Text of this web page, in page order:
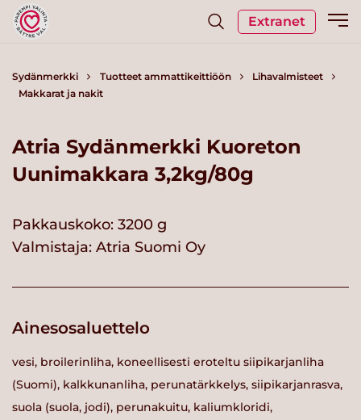
Extranet
Sydänmerkki Tuotteet ammattikeittiöön
Lihavalmisteet
Makkarat ja nakit
Atria Sydänmerkki Kuoreton
Uunimakkara 3,2kg/80g
Pakkauskoko: 3200 g
Valmistaja: Atria Suomi Oy
Ainesosaluettelo
vesi, broilerinliha, koneellisesti eroteltu siipikarjanliha
(Suomi), kalkkunanliha, perunatärkkelys, siipikarjanrasva,
suola (suola, jodi), perunakuitu, kaliumkloridi,